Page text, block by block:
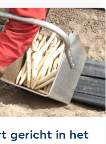
gericht in het